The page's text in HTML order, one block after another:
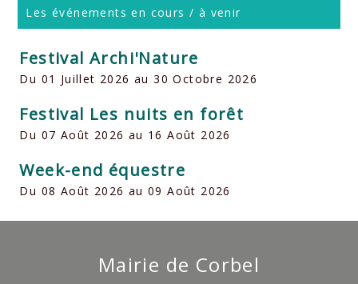
Les événements en cours / à venir
Festival Archi'Nature
Du 01 Juillet 2026 au 30 Octobre 2026
Festival Les nuits en forêt
Du 07 Août 2026 au 16 Août 2026
Week-end équestre
Du 08 Août 2026 au 09 Août 2026
Mairie de Corbel